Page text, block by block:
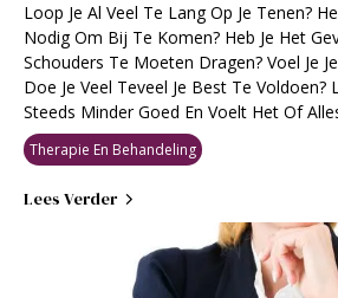
Loop Je Al Veel Te Lang Op Je Tenen?
Nodig Om Bij Te Komen? Heb Je Het
Schouders Te Moeten Dragen? Voel Je
Doe Je Veel Teveel Je Best Te Voldoen?
Steeds Minder Goed En Voelt Het Of
Therapie En Behandeling
Lees Verder